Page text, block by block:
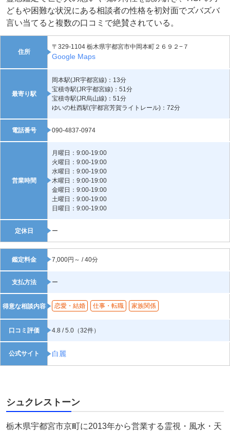
どもや困難な状況にある相談者の性格を初対面でズバズバ
言い当てると複数の口コミで絶賛されている。
住所
〒329-1104 栃木県宇都宮市中岡本町２６９２−７
Google Maps
最寄り駅
岡本駅(JR宇都宮線)：13分
宝積寺駅(JR宇都宮線)：51分
宝積寺駅(JR烏山線)：51分
ゆいの杜西駅(宇都宮芳賀ライトレール)：72分
電話番号 090-4837-0974
営業時間
月曜日：9:00-19:00
火曜日：9:00-19:00
水曜日：9:00-19:00
木曜日：9:00-19:00
金曜日：9:00-19:00
土曜日：9:00-19:00
日曜日：9:00-19:00
定休日 ー
鑑定料金 7,000円～ / 40分
支払方法 ー
得意な相談内容 恋愛・結婚 仕事・転職 家族関係
口コミ評価 4.8 / 5.0（32件）
公式サイト 白麗
シュクレストーン
栃木県宇都宮市京町に2013年から営業する霊視・風水・天